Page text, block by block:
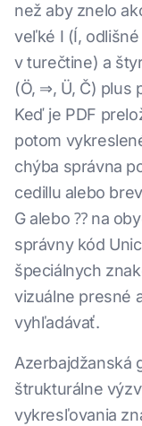
než aby znelo
veľké I (Í,
v turečtine) a
(Ö, ⇒, Ü, Č) plus
Keď je PDF
potom
chýba správna
cedillu alebo
G alebo ⁇ na
správny kód
špeciálnych
vizuálne presné
vyhľadávať.
Azerbajdžanská
štrukturálne
vykresľovania